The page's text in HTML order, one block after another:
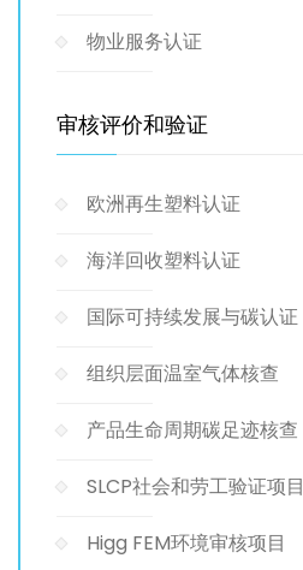
物业服务认证
审核评价和验证
欧洲再生塑料认证
海洋回收塑料认证
国际可持续发展与碳认证
组织层面温室气体核查
产品生命周期碳足迹核查
SLCP社会和劳工验证项目
Higg FEM环境审核项目